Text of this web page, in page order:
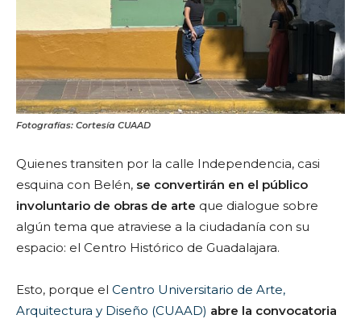
Fotografías: Cortesía CUAAD
Quienes transiten por la calle Independencia, casi
esquina con Belén, se convertirán en el público
involuntario de obras de arte que dialogue sobre
algún tema que atraviese a la ciudadanía con su
espacio: el Centro Histórico de Guadalajara.
Esto, porque el Centro Universitario de Arte,
Arquitectura y Diseño (CUAAD) abre la convocatoria